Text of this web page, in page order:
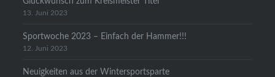
13. Juni 2023
Sportwoche 2023 – Einfach der Hammer!!!
12. Juni 2023
Neuigkeiten aus der Wintersportsparte